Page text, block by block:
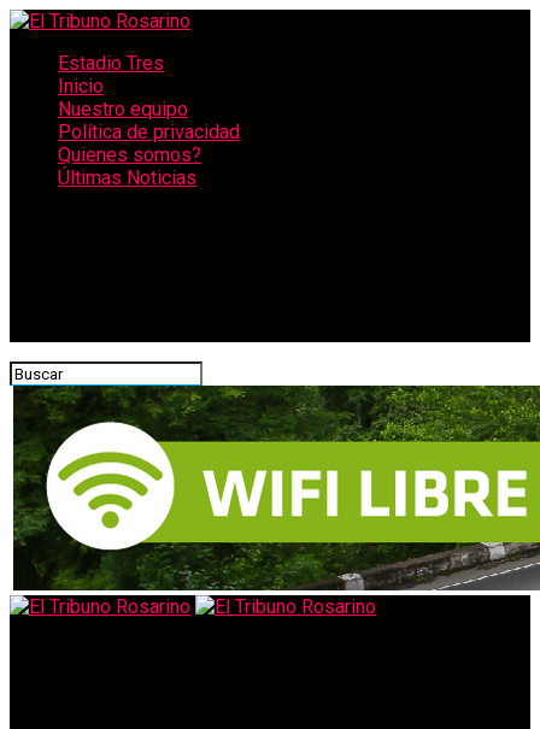
Estadio Tres
Inicio
Nuestro equipo
Política de privacidad
Quienes somos?
Últimas Noticias